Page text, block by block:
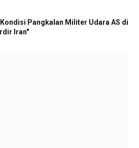
Pangkalan Militer Udara AS di
Iran"